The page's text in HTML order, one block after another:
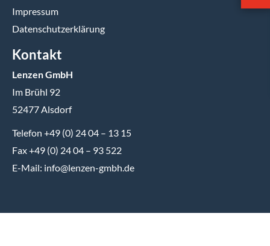
Impressum
Datenschutzerklärung
Kontakt
Lenzen GmbH
Im Brühl 92
52477 Alsdorf
Telefon +49 (0) 24 04 – 13 15
Fax +49 (0) 24 04 – 93 522
E-Mail: info@lenzen-gmbh.de